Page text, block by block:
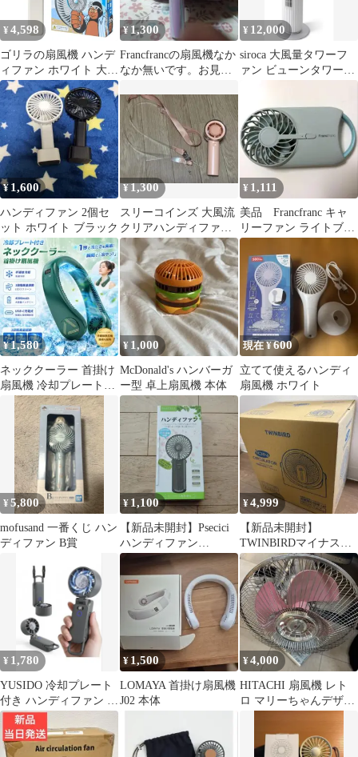
¥ 4,598
ゴリラの扇風機 ハンデ
ィファン ホワイト 大風
量 静音 USB 茨城倉庫
¥ 1,300
Francfrancの扇風機なか
なか無いです。お見逃
¥ 12,000
siroca 大風量タワーフ
ァン ビューンタワー
¥ 1,600
ハンディファン 2個セ
ット ホワイト ブラック
¥1,300
スリーコインズ 大風流
クリアハンディファン
オレンジ ストラップ
¥ 1,111
美品 Francfranc キャ
リーファン ライトブル
ー
¥1,580
ネッククーラー 首掛け
扇風機 冷却プレート付
き 1秒急速冷却 羽根な
し 緑
¥ 1,000
McDonald's ハンバーガ
ー型 卓上扇風機 本体
現在 ¥600
立てて使えるハンディ
扇風機 ホワイト
¥5,800
mofusand 一番くじ ハン
ディファン B賞
¥1,100
【新品未開封】Psecici
ハンディファン
3way（卓上 首掛け 手
持ち）
¥4,999
【新品未開封】
TWINBIRDマイナスイ
オンサーキュレーター
KJ-4782-W
¥ 1,780
YUSIDO 冷却プレート
付き ハンディファン グ
レー
¥ 1,500
LOMAYA 首掛け扇風機
J02 本体
¥4,000
HITACHI 扇風機 レト
ロ マリーちゃんデザイ